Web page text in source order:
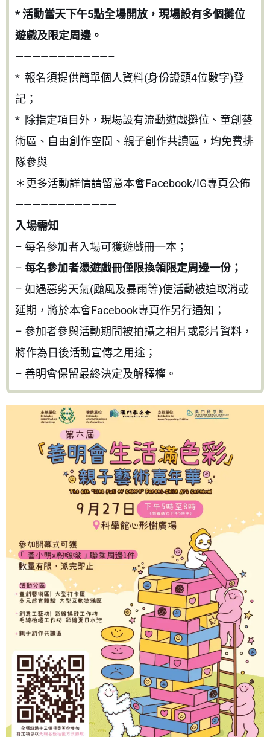
* 活動當天下午5點全場開放，現場設有多個攤位
遊戲及限定周邊。
———————————–
* 報名須提供簡單個人資料(身份證頭4位數字)登
記；
* 除指定項目外，現場設有流動遊戲攤位、童創藝
術區、自由創作空間、親子創作共讀區，均免費排
隊參與
＊更多活動詳情請留意本會Facebook/IG專頁公佈
————————————
入場需知
– 每名參加者入場可獲遊戲冊一本；
– 每名參加者憑遊戲冊僅限換領限定周邊一份；
– 如遇惡劣天氣(颱風及暴雨等)使活動被迫取消或
延期，將於本會Facebook專頁作另行通知；
– 參加者參與活動期間被拍攝之相片或影片資料，
將作為日後活動宣傳之用途；
– 善明會保留最終決定及解釋權。